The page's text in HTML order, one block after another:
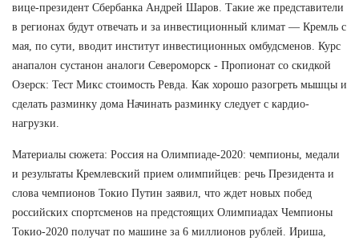
вице-президент Сбербанка Андрей Шаров. Такие же представители
в регионах будут отвечать и за инвестиционный климат — Кремль с
мая, по сути, вводит институт инвестиционных омбудсменов. Курс
анапалон сустанон аналоги Североморск - Пропионат со скидкой
Озерск: Тест Микс стоимость Ревда. Как хорошо разогреть мышцы и
сделать разминку дома Начинать разминку следует с кардио-
нагрузки.
Материалы сюжета: Россия на Олимпиаде-2020: чемпионы, медали
и результаты Кремлевский прием олимпийцев: речь Президента и
слова чемпионов Токио Путин заявил, что ждет новых побед
российских спортсменов на предстоящих Олимпиадах Чемпионы
Токио-2020 получат по машине за 6 миллионов рублей. Ириша,